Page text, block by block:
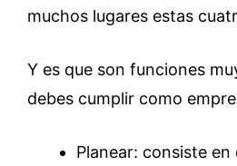
muchos lugares estas
Y es que son funciones
debes cumplir como
Planear: consiste